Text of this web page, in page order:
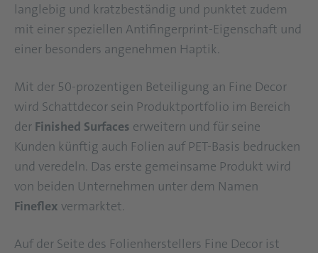
langlebig und kratzbeständig und punktet zudem
mit einer speziellen Antifingerprint-Eigenschaft und
einer besonders angenehmen Haptik.
Mit der 50-prozentigen Beteiligung an Fine Decor
wird Schattdecor sein Produktportfolio im Bereich
der Finished Surfaces erweitern und für seine
Kunden künftig auch Folien auf PET-Basis bedrucken
und veredeln. Das erste gemeinsame Produkt wird
von beiden Unternehmen unter dem Namen
Fineflex vermarktet.
Auf der Seite des Folienherstellers Fine Decor ist